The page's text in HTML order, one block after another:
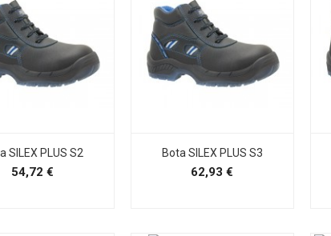
SILEX PLUS S2
54,72 €
Bota SILEX PLUS S3
62,93 €